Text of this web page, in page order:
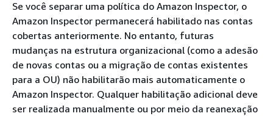
Se você separar uma política do Amazon Inspector, o
Amazon Inspector permanecerá habilitado nas contas
cobertas anteriormente. No entanto, futuras
mudanças na estrutura organizacional (como a adesão
de novas contas ou a migração de contas existentes
para a OU) não habilitarão mais automaticamente o
Amazon Inspector. Qualquer habilitação adicional deve
ser realizada manualmente ou por meio da reanexação